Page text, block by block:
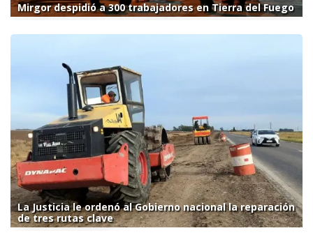
Mirgor despidió a 300 trabajadores en Tierra del Fuego
La Justicia le ordenó al Gobierno nacional la reparación
de tres rutas clave